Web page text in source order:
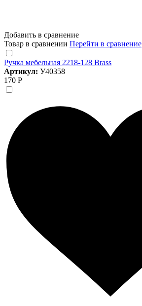
Добавить в сравнение
Товар в сравнении Перейти в сравнение
Ручка мебельная 2218-128 Brass
Артикул: У40358
170 Р